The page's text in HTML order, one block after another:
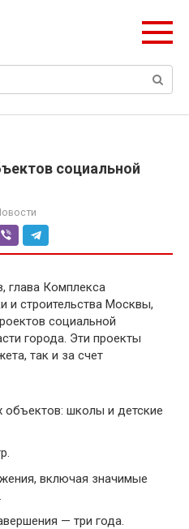
социальной
глава Комплекса
и строительства Москвы,
социальной
города. Эти проекты
так и за счет
объектов: школы и детские
включая значимые
— три года.